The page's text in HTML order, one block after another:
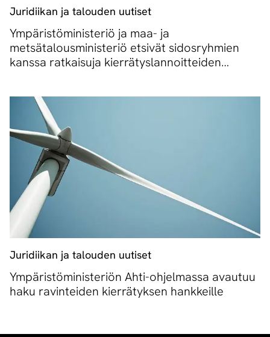
Juridiikan ja talouden uutiset
Ympäristöministeriö ja maa- ja
metsätalousministeriö etsivät sidosryhmien
kanssa ratkaisuja kierrätyslannoitteiden
Juridiikan ja talouden uutiset
Ympäristöministeriön Ahti-ohjelmassa avautuu
haku ravinteiden kierrätyksen hankkeille